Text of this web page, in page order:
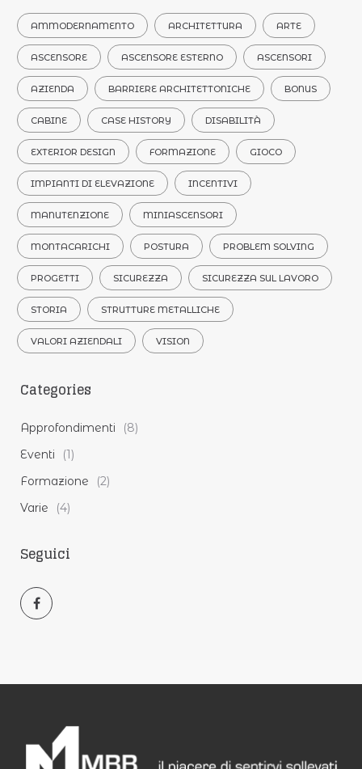
AMMODERNAMENTO ARCHITETTURA ARTE
ASCENSORE ASCENSORE ESTERNO ASCENSORI
AZIENDA BARRIERE ARCHITETTONICHE BONUS
CABINE CASE HISTORY DISABILITÀ
EXTERIOR DESIGN FORMAZIONE GIOCO
IMPIANTI DI ELEVAZIONE INCENTIVI
MANUTENZIONE MINIASCENSORI
MONTACARICHI POSTURA PROBLEM SOLVING
PROGETTI SICUREZZA SICUREZZA SUL LAVORO
STORIA STRUTTURE METALLICHE
VALORI AZIENDALI VISION
Categories
Approfondimenti
(8)
Eventi
(1)
Formazione
(2)
Varie
(4)
Seguici